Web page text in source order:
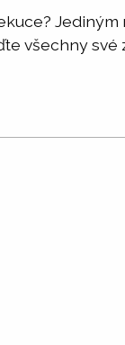
Jediným
všechny své